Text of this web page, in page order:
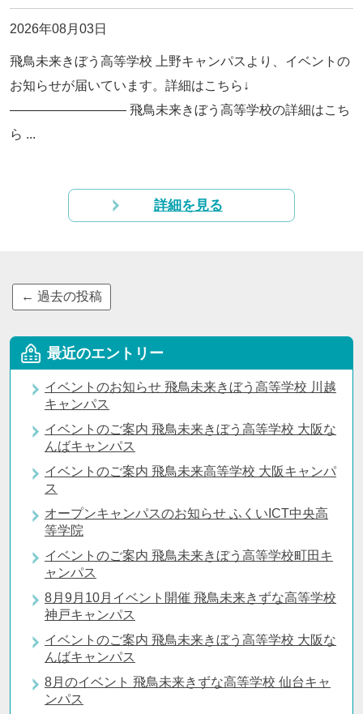
2026年08月03日
飛鳥未来きぼう高等学校 上野キャンパスより、イベントの
お知らせが届いています。詳細はこちら↓
————————— 飛鳥未来きぼう高等学校の詳細はこち
ら ...
詳細を見る
← 過去の投稿
最近のエントリー
イベントのお知らせ 飛鳥未来きぼう高等学校 川越
キャンパス
イベントのご案内 飛鳥未来きぼう高等学校 大阪な
んばキャンパス
イベントのご案内 飛鳥未来高等学校 大阪キャンパ
ス
オープンキャンパスのお知らせ ふくいICT中央高
等学院
イベントのご案内 飛鳥未来きぼう高等学校町田キ
ャンパス
8月9月10月イベント開催 飛鳥未来きずな高等学校
神戸キャンパス
イベントのご案内 飛鳥未来きぼう高等学校 大阪な
んばキャンパス
8月のイベント 飛鳥未来きずな高等学校 仙台キャ
ンパス